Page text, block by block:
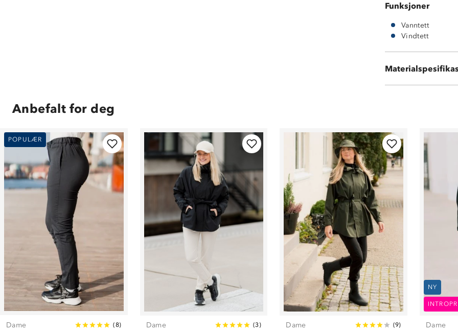
Funksjoner
Vanntett
Vindtett
100 % polyester
Anbefalt for deg
POPULÆR
Dame (8) Dame (3) Dame (9)
NY
Dame